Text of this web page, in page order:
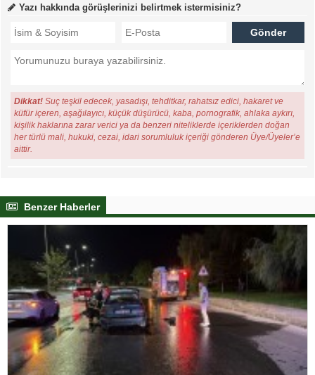
Yazı hakkında görüşlerinizi belirtmek istermisiniz?
Dikkat! Suç teşkil edecek, yasadışı, tehditkar, rahatsız edici, hakaret ve
küfür içeren, aşağılayıcı, küçük düşürücü, kaba, pornografik, ahlaka aykırı,
kişilik haklarına zarar verici ya da benzeri niteliklerde içeriklerden doğan
her türlü mali, hukuki, cezai, idari sorumluluk içeriği gönderen Üye/Üyeler’e
aittir.
Benzer Haberler